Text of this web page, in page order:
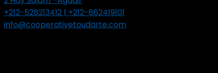
+212-528213412 | +212-662419101
info@cooperativetoudarte.com